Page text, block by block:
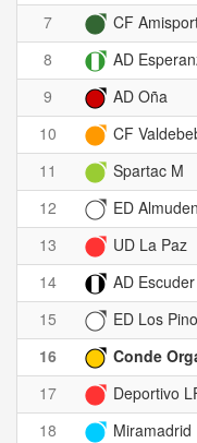
7
CF
8
AD
9
AD Oña
10
CF
11
Spartac M
12
ED
13
UD La Paz
14
AD Escuder
15
ED Los
16
Conde
17
Deportivo
18
Miramadrid